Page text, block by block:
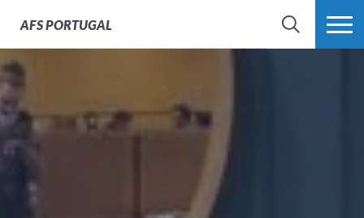
AFSPORTUGAL
SEARCH VER MAIS